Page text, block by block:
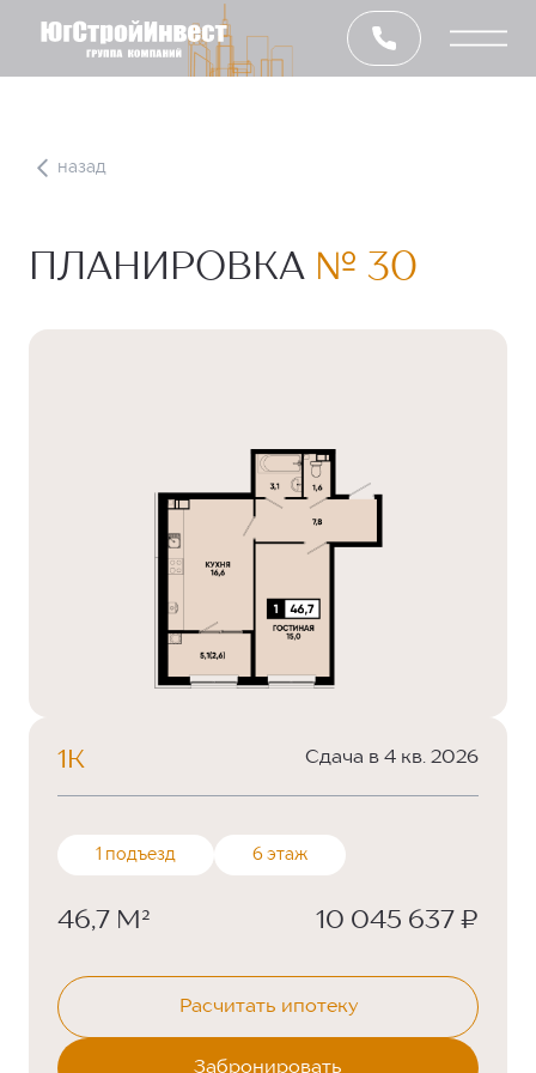
назад
ПЛАНИРОВКА № 30
1К Сдача в 4 кв. 2026
1 подъезд 6 этаж
46,7 М² 10 045 637 ₽
Расчитать ипотеку
Забронировать